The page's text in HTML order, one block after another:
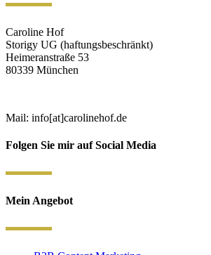
Caroline Hof
Storigy UG (haftungsbeschränkt)
Heimeranstraße 53
80339 München
Mail: info[at]carolinehof.de
Folgen Sie mir auf Social Media
Mein Angebot